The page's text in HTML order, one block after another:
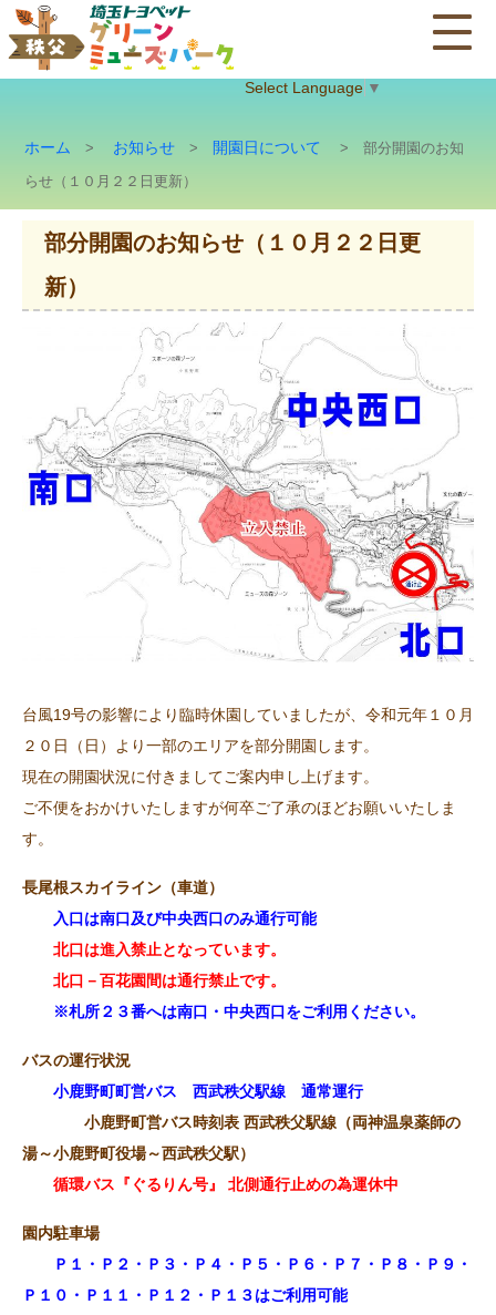
Select Language ▼
ホーム > お知らせ > 開園日について > 部分開園のお知
らせ（１０月２２日更新）
部分開園のお知らせ（１０月２２日更
新）
台風19号の影響により臨時休園していましたが、令和元年１０月
２０日（日）より一部のエリアを部分開園します。
現在の開園状況に付きましてご案内申し上げます。
ご不便をおかけいたしますが何卒ご了承のほどお願いいたしま
す。
長尾根スカイライン（車道）
入口は南口及び中央西口のみ通行可能
北口は進入禁止となっています。
北口－百花園間は通行禁止です。
※札所２３番へは南口・中央西口をご利用ください。
バスの運行状況
小鹿野町町営バス 西武秩父駅線 通常運行
小鹿野町営バス時刻表 西武秩父駅線（両神温泉薬師の
湯～小鹿野町役場～西武秩父駅）
循環バス『ぐるりん号』 北側通行止めの為運休中
園内駐車場
Ｐ１・Ｐ２・Ｐ３・Ｐ４・Ｐ５・Ｐ６・Ｐ７・Ｐ８・Ｐ９・
Ｐ１０・Ｐ１１・Ｐ１２・Ｐ１３はご利用可能